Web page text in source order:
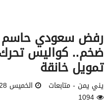
رفض سعودي حاسم
ضخم.. كواليس
تمويل خانقة
يني يمن - متابعات
الخميس 28 مايو ,2026 02:24 مساءً
1094